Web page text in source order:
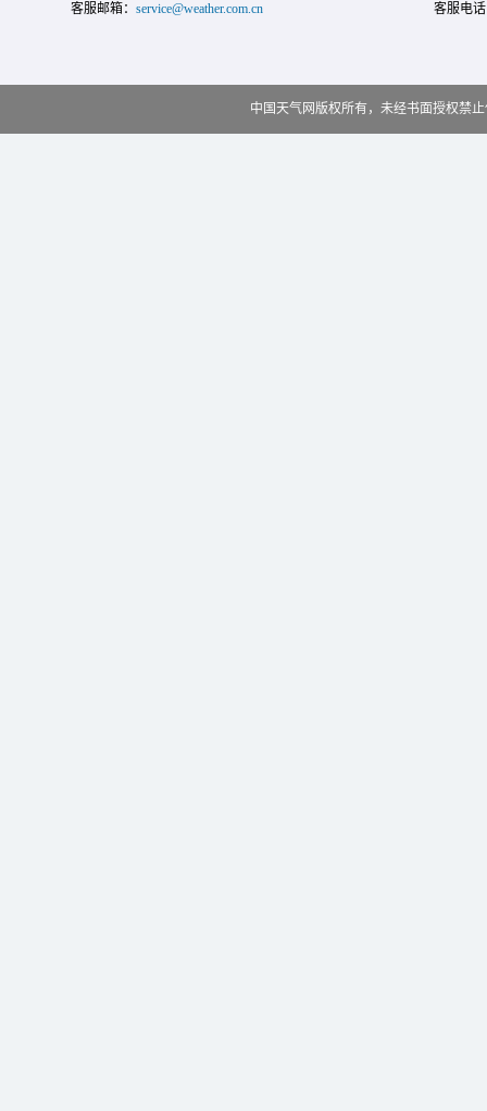
客服邮箱： service@weather.com.cn 客服电
中国天气网版权所有，未经书面授权